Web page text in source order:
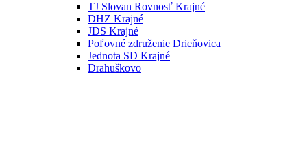
TJ Slovan Rovnosť Krajné
DHZ Krajné
JDS Krajné
Poľovné združenie Drieňovica
Jednota SD Krajné
Drahuškovo